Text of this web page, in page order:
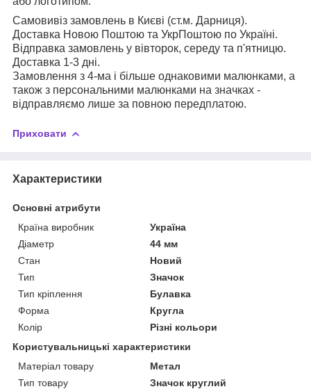
Самовивіз замовлень в Києві (ст.м. Дарниця).
Доставка Новою Поштою та УкрПоштою по Україні.
Відправка замовлень у вівторок, середу та п'ятницю.
Доставка 1-3 дні.
Замовлення з 4-ма і більше однаковими малюнками, а
також з персональними малюнками на значках -
відправляємо лише за повною передплатою.
Приховати
Характеристики
Основні атрибути
Країна виробник
Україна
Діаметр
44 мм
Стан
Новий
Тип
Значок
Тип кріплення
Булавка
Форма
Кругла
Колір
Різні кольори
Користувальницькі характеристики
Матеріал товару
Метал
Тип товару
Значок круглий